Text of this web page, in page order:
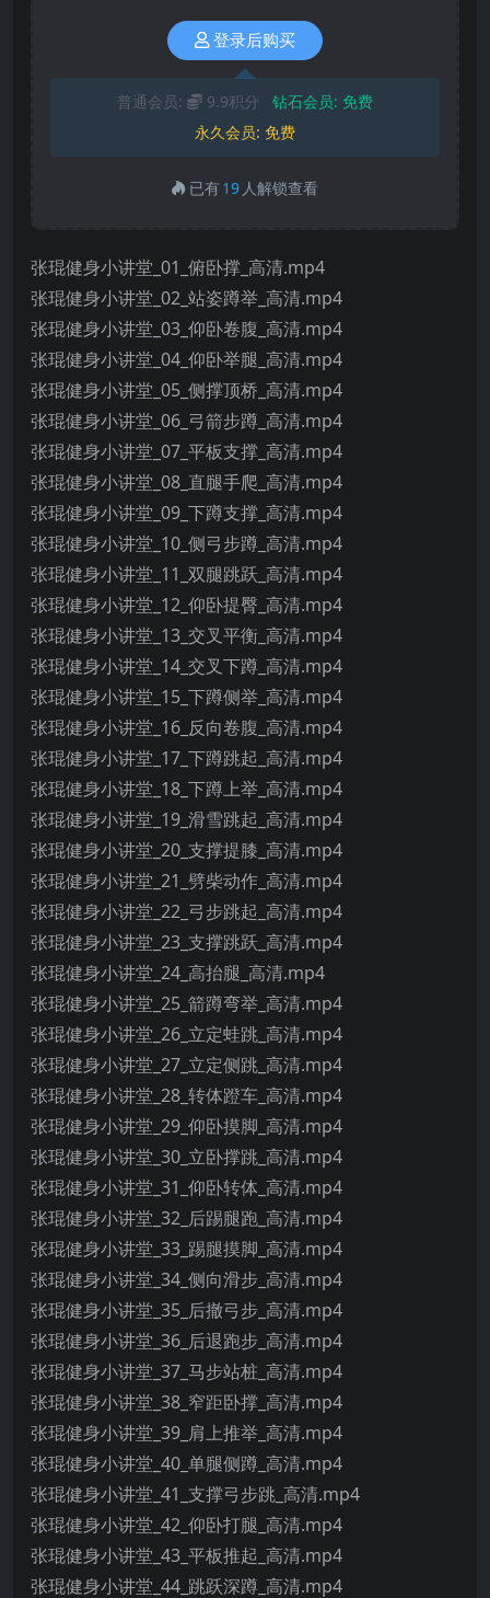
登录后购买
普通会员: 9.9积分 钻石会员: 免费
永久会员: 免费
已有19 人解锁查看
张琨健身小讲堂_01_俯卧撑_高清.mp4
张琨健身小讲堂_02_站姿蹲举_高清.mp4
张琨健身小讲堂_03_仰卧卷腹_高清.mp4
张琨健身小讲堂_04_仰卧举腿_高清.mp4
张琨健身小讲堂_05_侧撑顶桥_高清.mp4
张琨健身小讲堂_06_弓箭步蹲_高清.mp4
张琨健身小讲堂_07_平板支撑_高清.mp4
张琨健身小讲堂_08_直腿手爬_高清.mp4
张琨健身小讲堂_09_下蹲支撑_高清.mp4
张琨健身小讲堂_10_侧弓步蹲_高清.mp4
张琨健身小讲堂_11_双腿跳跃_高清.mp4
张琨健身小讲堂_12_仰卧提臀_高清.mp4
张琨健身小讲堂_13_交叉平衡_高清.mp4
张琨健身小讲堂_14_交叉下蹲_高清.mp4
张琨健身小讲堂_15_下蹲侧举_高清.mp4
张琨健身小讲堂_16_反向卷腹_高清.mp4
张琨健身小讲堂_17_下蹲跳起_高清.mp4
张琨健身小讲堂_18_下蹲上举_高清.mp4
张琨健身小讲堂_19_滑雪跳起_高清.mp4
张琨健身小讲堂_20_支撑提膝_高清.mp4
张琨健身小讲堂_21_劈柴动作_高清.mp4
张琨健身小讲堂_22_弓步跳起_高清.mp4
张琨健身小讲堂_23_支撑跳跃_高清.mp4
张琨健身小讲堂_24_高抬腿_高清.mp4
张琨健身小讲堂_25_箭蹲弯举_高清.mp4
张琨健身小讲堂_26_立定蛙跳_高清.mp4
张琨健身小讲堂_27_立定侧跳_高清.mp4
张琨健身小讲堂_28_转体蹬车_高清.mp4
张琨健身小讲堂_29_仰卧摸脚_高清.mp4
张琨健身小讲堂_30_立卧撑跳_高清.mp4
张琨健身小讲堂_31_仰卧转体_高清.mp4
张琨健身小讲堂_32_后踢腿跑_高清.mp4
张琨健身小讲堂_33_踢腿摸脚_高清.mp4
张琨健身小讲堂_34_侧向滑步_高清.mp4
张琨健身小讲堂_35_后撤弓步_高清.mp4
张琨健身小讲堂_36_后退跑步_高清.mp4
张琨健身小讲堂_37_马步站桩_高清.mp4
张琨健身小讲堂_38_窄距卧撑_高清.mp4
张琨健身小讲堂_39_肩上推举_高清.mp4
张琨健身小讲堂_40_单腿侧蹲_高清.mp4
张琨健身小讲堂_41_支撑弓步跳_高清.mp4
张琨健身小讲堂_42_仰卧打腿_高清.mp4
张琨健身小讲堂_43_平板推起_高清.mp4
张琨健身小讲堂_44_跳跃深蹲_高清.mp4